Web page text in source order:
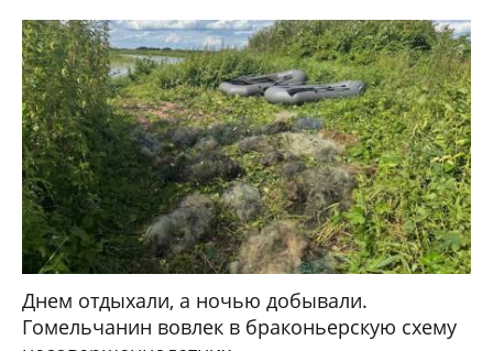
Днем отдыхали, а ночью добывали.
Гомельчанин вовлек в браконьерскую схему